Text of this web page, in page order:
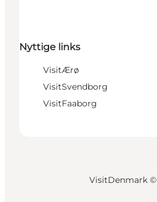
Nyttige links
VisitÆrø
VisitSvendborg
VisitFaaborg
VisitDenmark ©